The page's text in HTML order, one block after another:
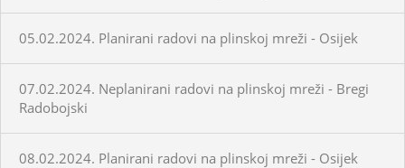
05.02.2024. Planirani radovi na plinskoj mreži - Osijek
07.02.2024. Neplanirani radovi na plinskoj mreži - Bregi
Radobojski
08.02.2024. Planirani radovi na plinskoj mreži - Osijek